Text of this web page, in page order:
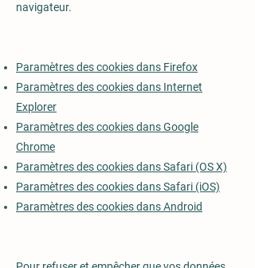
navigateur.
Paramètres des cookies dans Firefox
Paramètres des cookies dans Internet
Explorer
Paramètres des cookies dans Google
Chrome
Paramètres des cookies dans Safari (OS X)
Paramètres des cookies dans Safari (iOS)
Paramètres des cookies dans Android